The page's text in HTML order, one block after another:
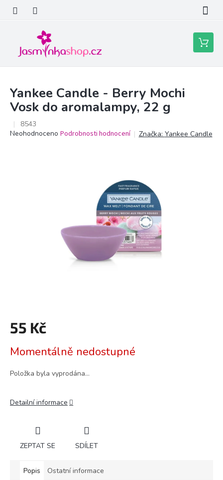
obsah
Nákupní
košík
Yankee Candle - Berry Mochi
Vosk do aromalampy, 22 g
8543
Průměrné
Neohodnoceno Podrobnosti hodnocení Značka: Yankee Candle
55 Kč
cena:
Momentálně nedostupné
Položka byla vyprodána…
Detailní informace
ZEPTAT SE SDÍLET
Popis Ostatní informace